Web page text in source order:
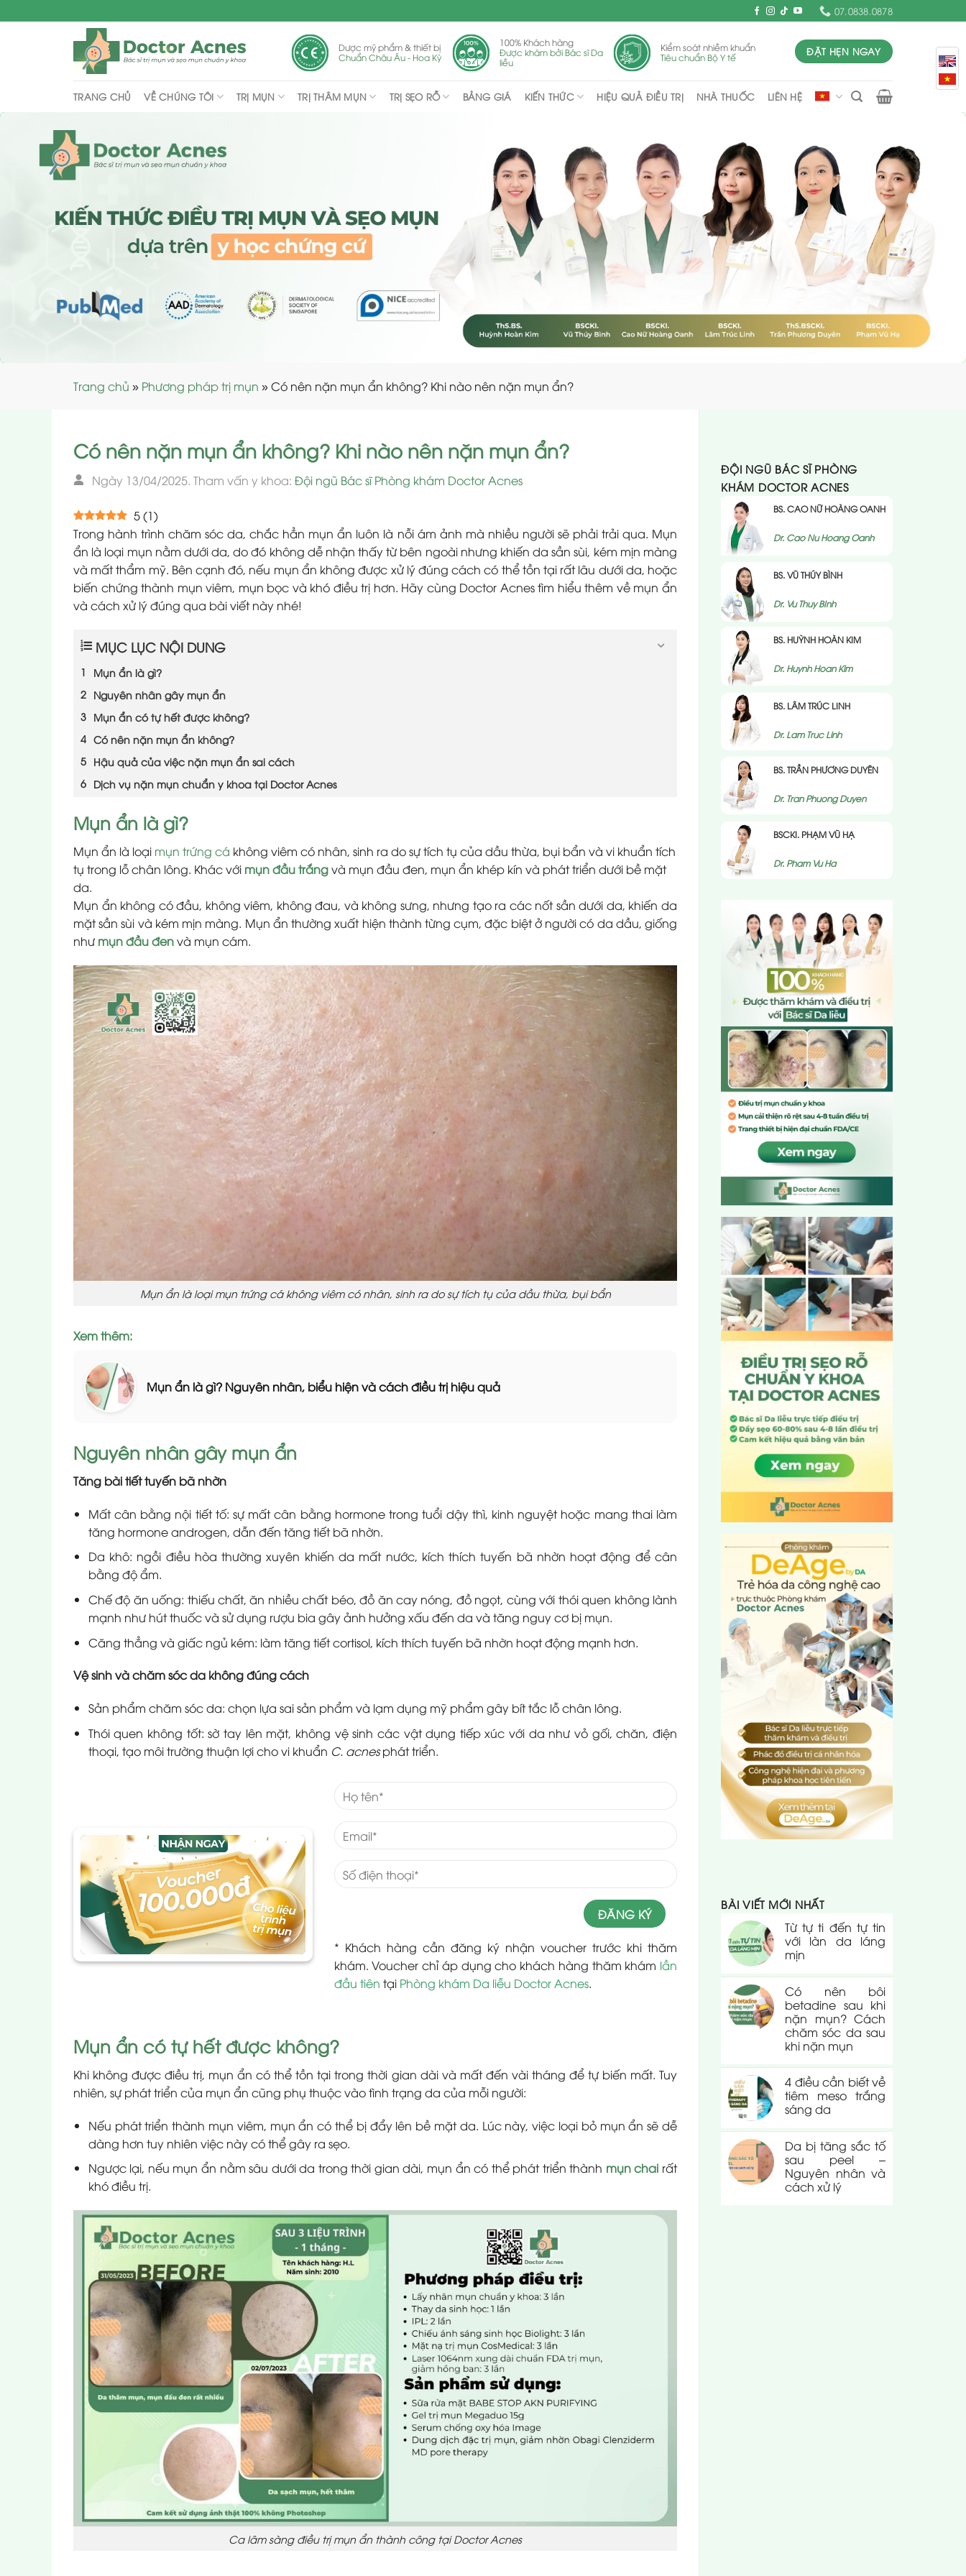
to
07.0838.0878
Dược mỹ phẩm & thiết bị
Chuẩn Châu Âu - Hoa Kỳ
100% Khách hàng
Được khám bởi Bác sĩ Da
liễu
Kiểm soát nhiễm khuẩn
Tiêu chuẩn Bộ Y tế
ĐẶT HẸN NGAY
TRANG CHỦ VỀ CHÚNG TÔI TRỊ MỤN TRỊ THÂM MỤN TRỊ SẸO RỖ BẢNG GIÁ KIẾN THỨC HIỆU QUẢ ĐIỀU TRỊ NHÀ THUỐC LIÊN HỆ
Trang chủ » Phương pháp trị mụn »Có nên nặn mụn ẩn không? Khi nào nên nặn mụn ẩn?
Có nên nặn mụn ẩn không? Khi nào nên nặn mụn ẩn?
Ngày 13/04/2025. Tham vấn y khoa: Đội ngũ Bác sĩ Phòng khám Doctor Acnes
5(1)
Trong hành trình chăm sóc da, chắc hẳn mụn ẩn luôn là nỗi ám ảnh mà nhiều người sẽ phải trải qua. Mụn
ẩn là loại mụn nằm dưới da, do đó không dễ nhận thấy từ bên ngoài nhưng khiến da sần sùi, kém mịn màng
và mất thẩm mỹ. Bên cạnh đó, nếu mụn ẩn không được xử lý đúng cách có thể tồn tại rất lâu dưới da, hoặc
biến chứng thành mụn viêm, mụn bọc và khó điều trị hơn. Hãy cùng Doctor Acnes tìm hiểu thêm về mụn ẩn
và cách xử lý đúng qua bài viết này nhé!
MỤC LỤC NỘI DUNG
Mụn ẩn là gì?
Nguyên nhân gây mụn ẩn
Mụn ẩn có tự hết được không?
Có nên nặn mụn ẩn không?
Hậu quả của việc nặn mụn ẩn sai cách
Dịch vụ nặn mụn chuẩn y khoa tại Doctor Acnes
Mụn ẩn là gì?
Mụn ẩn là loại mụn trứng cá không viêm có nhân, sinh ra do sự tích tụ của dầu thừa, bụi bẩn và vi khuẩn tích
tụ trong lỗ chân lông. Khác với mụn đầu trắngvà mụn đầu đen, mụn ẩn khép kín và phát triển dưới bề mặt
da.
Mụn ẩn không có đầu, không viêm, không đau, và không sưng, nhưng tạo ra các nốt sần dưới da, khiến da
mặt sần sùi và kém mịn màng. Mụn ẩn thường xuất hiện thành từng cụm, đặc biệt ở người có da dầu, giống
như mụn đầu đenvà mụn cám.
Mụn ẩn là loại mụn trứng cá không viêm có nhân, sinh ra do sự tích tụ của dầu thừa, bụi bẩn
Xem thêm:
Mụn ẩn là gì? Nguyên nhân, biểu hiện và cách điều trị hiệu quả
Nguyên nhân gây mụn ẩn
Tăng bài tiết tuyến bã nhờn
Mất cân bằng nội tiết tố: sự mất cân bằng hormone trong tuổi dậy thì, kinh nguyệt hoặc mang thai làm
tăng hormone androgen, dẫn đến tăng tiết bã nhờn.
Da khô: ngồi điều hòa thường xuyên khiến da mất nước, kích thích tuyến bã nhờn hoạt động để cân
bằng độ ẩm.
Chế độ ăn uống: thiếu chất, ăn nhiều chất béo, đồ ăn cay nóng, đồ ngọt, cùng với thói quen không lành
mạnh như hút thuốc và sử dụng rượu bia gây ảnh hưởng xấu đến da và tăng nguy cơ bị mụn.
Căng thẳng và giấc ngủ kém: làm tăng tiết cortisol, kích thích tuyến bã nhờn hoạt động mạnh hơn.
Vệ sinh và chăm sóc da không đúng cách
Sản phẩm chăm sóc da: chọn lựa sai sản phẩm và lạm dụng mỹ phẩm gây bít tắc lỗ chân lông.
Thói quen không tốt: sờ tay lên mặt, không vệ sinh các vật dụng tiếp xúc với da như vỏ gối, chăn, điện
thoại, tạo môi trường thuận lợi cho vi khuẩn C. acnesphát triển.
* Khách hàng cần đăng ký nhận voucher trước khi thăm
khám. Voucher chỉ áp dụng cho khách hàng thăm khám lần
đầu tiên tại Phòng khám Da liễu Doctor Acnes.
Mụn ẩn có tự hết được không?
Khi không được điều trị, mụn ẩn có thể tồn tại trong thời gian dài và mất đến vài tháng để tự biến mất. Tuy
nhiên, sự phát triển của mụn ẩn cũng phụ thuộc vào tình trạng da của mỗi người:
Nếu phát triển thành mụn viêm, mụn ẩn có thể bị đẩy lên bề mặt da. Lúc này, việc loại bỏ mụn ẩn sẽ dễ
dàng hơn tuy nhiên việc này có thể gây ra sẹo.
Ngược lại, nếu mụn ẩn nằm sâu dưới da trong thời gian dài, mụn ẩn có thể phát triển thành mụn chai rất
khó điều trị.
Ca lâm sàng điều trị mụn ẩn thành công tại Doctor Acnes
ĐỘI NGŨ BÁC SĨ PHÒNG
KHÁM DOCTOR ACNES
BS. CAO NỮ HOÀNG OANH
Dr. Cao Nu Hoang Oanh
BS. VŨ THÚY BÌNH
Dr. Vu Thuy BInh
BS. HUỲNH HOÀN KIM
Dr. Huynh Hoan Kim
BS. LÂM TRÚC LINH
Dr. Lam Truc Linh
BS. TRẦN PHƯƠNG DUYÊN
Dr. Tran Phuong Duyen
BSCKI. PHẠM VŨ HẠ
Dr. Pham Vu Ha
BÀI VIẾT MỚI NHẤT
Từ tự ti đến tự tin
với làn da láng
mịn
Có nên bôi
betadine sau khi
nặn mụn? Cách
chăm sóc da sau
khi nặn mụn
4 điều cần biết về
tiêm meso trắng
sáng da
Da bị tăng sắc tố
sau peel –
Nguyên nhân và
cách xử lý